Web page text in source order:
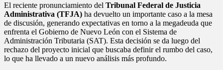
El reciente pronunciamiento del Tribunal Federal de Justicia
Administrativa (TFJA) ha devuelto un importante caso a la mesa
de discusión, generando expectativas en torno a la megadeuda que
enfrenta el Gobierno de Nuevo León con el Sistema de
Administración Tributaria (SAT). Esta decisión se da luego del
rechazo del proyecto inicial que buscaba definir el rumbo del caso,
lo que ha llevado a un nuevo análisis más profundo.